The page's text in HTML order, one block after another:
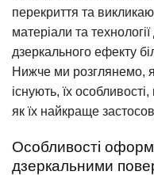
перекриття та
матеріали та
дзеркального ефекту
Нижче ми розглянемо,
існують, їх
як їх найкраще
Особливості
дзеркальними